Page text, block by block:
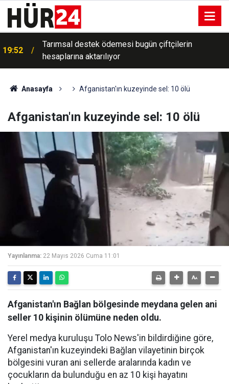
19:52
Tarımsal destek ödemesi bugün çiftçilerin
hesaplarına aktarılıyor
Anasayfa Afganistan'ın kuzeyinde sel: 10 ölü
Afganistan'ın kuzeyinde sel: 10 ölü
Yayınlanma: 22 Mayıs 2026 Cuma 11:01
Afganistan'ın Bağlan bölgesinde meydana gelen ani
seller 10 kişinin ölümüne neden oldu.
Yerel medya kuruluşu Tolo News'in bildirdiğine göre,
Afganistan'ın kuzeyindeki Bağlan vilayetinin birçok
bölgesini vuran ani sellerde aralarında kadın ve
çocukların da bulunduğu en az 10 kişi hayatını